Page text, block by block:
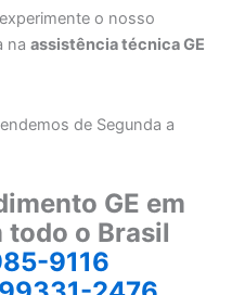
o nosso
naassistência técnica GE
de Segunda a
GE em
todo o Brasil
9116